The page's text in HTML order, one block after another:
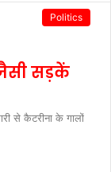
Politics
सड़कें
से कैटरीना के गालों